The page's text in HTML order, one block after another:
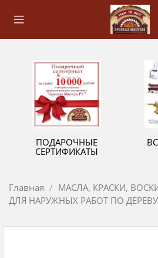
ПОДАРОЧНЫЕ
СЕРТИФИКАТЫ
Главная
МАСЛА, КРАСКИ,
ДЛЯ НАРУЖНЫХ РАБОТ ПО ДЕРЕВУ